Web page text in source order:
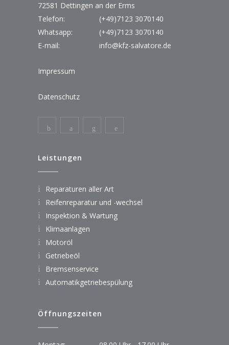
72581 Dettingen an der Erms
Telefon:
(+49)7123 3070140
Whatsapp:
(+49)7123 3070140
E-mail:
info@kfz-salvatore.de
Impressum
Datenschutz
Leistungen
Reparaturen aller Art
Reifenreparatur und -wechsel
Inspektion & Wartung
Klimaanlagen
Motoröl
Getriebeöl
Bremsenservice
Automatikgetriebespülung
Öffnungszeiten